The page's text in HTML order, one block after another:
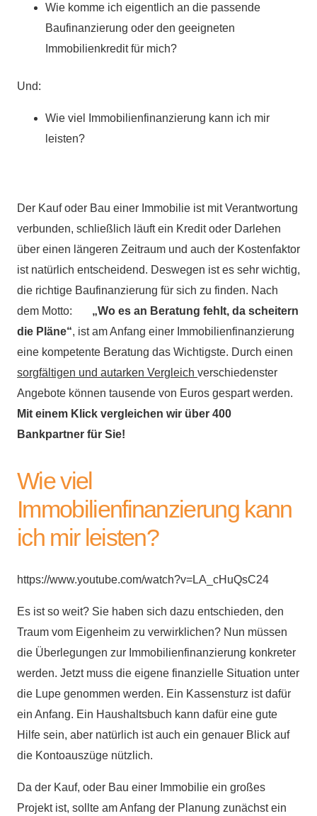
Wie komme ich eigentlich an die passende
Baufinanzierung oder den geeigneten
Immobilienkredit für mich?
Und:
Wie viel Immobilienfinanzierung kann ich mir
leisten?
Der Kauf oder Bau einer Immobilie ist mit Verantwortung
verbunden, schließlich läuft ein Kredit oder Darlehen
über einen längeren Zeitraum und auch der Kostenfaktor
ist natürlich entscheidend. Deswegen ist es sehr wichtig,
die richtige Baufinanzierung für sich zu finden. Nach
dem Motto: „Wo es an Beratung fehlt, da scheitern
die Pläne“, ist am Anfang einer Immobilienfinanzierung
eine kompetente Beratung das Wichtigste. Durch einen
sorgfältigen und autarken Vergleich verschiedenster
Angebote können tausende von Euros gespart werden.
Mit einem Klick vergleichen wir über 400
Bankpartner für Sie!
Wie viel
Immobilienfinanzierung kann
ich mir leisten?
https://www.youtube.com/watch?v=LA_cHuQsC24
Es ist so weit? Sie haben sich dazu entschieden, den
Traum vom Eigenheim zu verwirklichen? Nun müssen
die Überlegungen zur Immobilienfinanzierung konkreter
werden. Jetzt muss die eigene finanzielle Situation unter
die Lupe genommen werden. Ein Kassensturz ist dafür
ein Anfang. Ein Haushaltsbuch kann dafür eine gute
Hilfe sein, aber natürlich ist auch ein genauer Blick auf
die Kontoauszüge nützlich.
Da der Kauf, oder Bau einer Immobilie ein großes
Projekt ist, sollte am Anfang der Planung zunächst ein